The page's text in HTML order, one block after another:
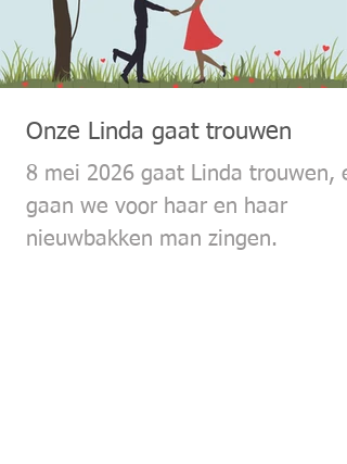
Onze Linda gaat trouwen
8 mei 2026 gaat Linda trouwen,
gaan we voor haar en haar
nieuwbakken man zingen.